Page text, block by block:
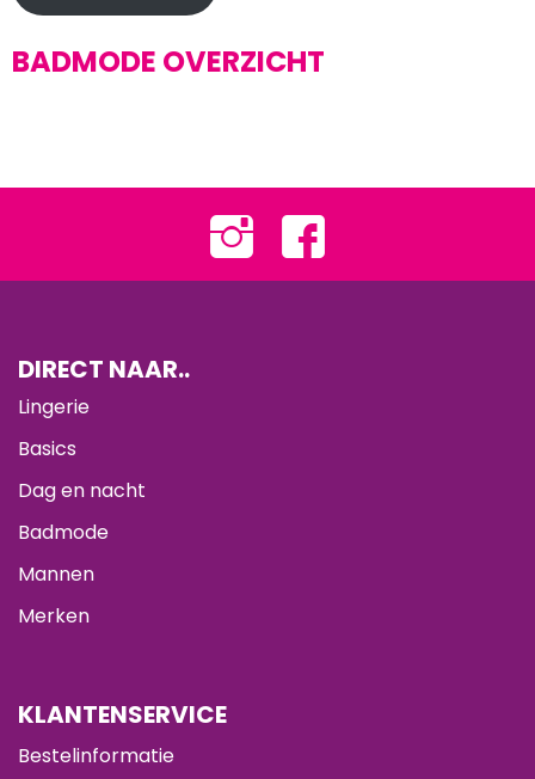
BADMODE OVERZICHT
DIRECT NAAR..
Lingerie
Basics
Dag en nacht
Badmode
Mannen
Merken
KLANTENSERVICE
Bestelinformatie